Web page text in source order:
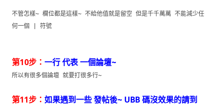
不管怎樣~ 欄位都是這樣~ 不給他值就是留空 但是千千萬萬 不能減少任
何一個 | 符號
第10步： 一行 代表 一個論壇~
所以有很多個論壇 就要打很多行~
第11步： 如果遇到一些 發帖後~ UBB 碼沒效果的請到